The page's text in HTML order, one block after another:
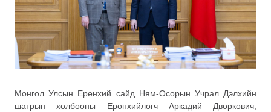
Монгол Улсын Ерөнхий сайд Ням-Осорын Учрал Дэлхийн
шатрын холбооны Ерөнхийлөгч Аркадий Дворкович,